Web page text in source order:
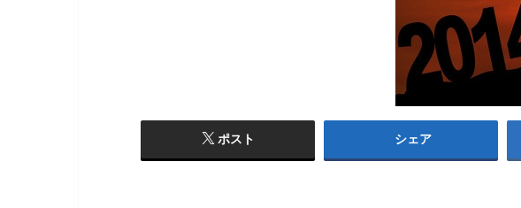
ポスト シェア